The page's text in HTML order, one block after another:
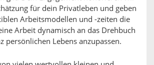
für dein Privatleben und geben
Arbeitsmodellen und -zeiten die
Arbeit dynamisch an das Drehbuch
persönlichen Lebens anzupassen.